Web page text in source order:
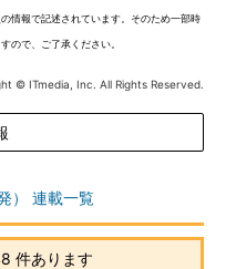
情報で記述されています。そのため一部時
ので、ご了承ください。
© ITmedia, Inc. All Rights Reserved.
） 連載一覧
件あります